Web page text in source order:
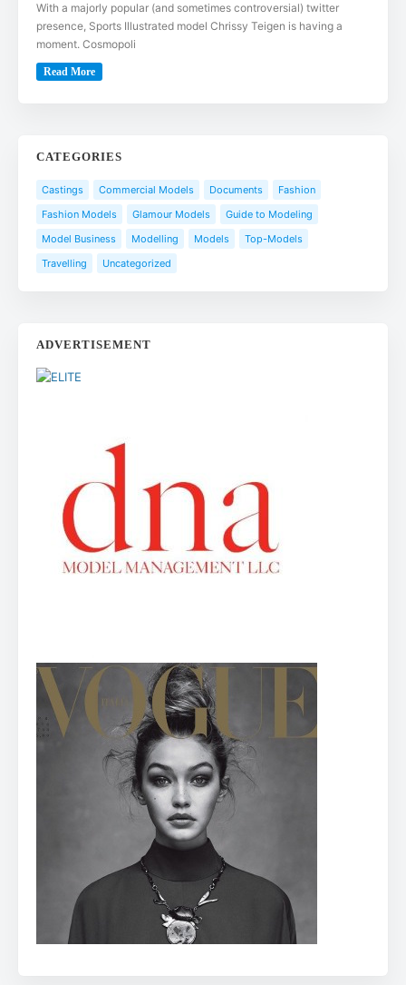
With a majorly popular (and sometimes controversial) twitter
presence, Sports Illustrated model Chrissy Teigen is having a
moment. Cosmopoli
Read More
CATEGORIES
Castings Commercial Models Documents
Fashion
Fashion Models
Glamour Models
Guide to Modeling
Model Business
Modelling Models
Top-Models
Travelling
Uncategorized
ADVERTISEMENT